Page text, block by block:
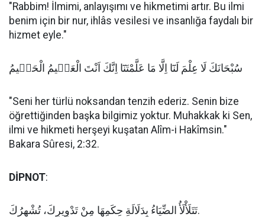
"Rabbim! İlmimi, anlayışımı ve hikmetimi artır. Bu ilmi
benim için bir nur, ihlâs vesilesi ve insanlığa faydalı bir
hizmet eyle."
سُبْحَانَكَ لَا عِلْمَ لَنَٓا اِلَّا مَا عَلَّمْتَنَٓا اِنَّكَ اَنْتَ الْعَلٖيمُ الْحَكٖيمُ
"Seni her türlü noksandan tenzih ederiz. Senin bize
öğrettiğinden başka bilgimiz yoktur. Muhakkak ki Sen,
ilmi ve hikmeti herşeyi kuşatan Alîm-i Hakîmsin."
Bakara Sûresi, 2:32.
DİPNOT:
تَتَلَأْلَأُ الضِّيَاءُ بِدَلَالَةِ حِكَمِهَا مِنْ تَدْوِيرِكَ، تُشْهِرُكَ.